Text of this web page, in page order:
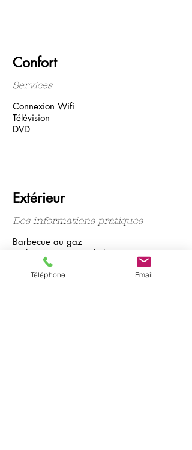
Confort
Services
Connexion Wifi
Télévision
DVD
Extérieur
Des informations pratiques
Barbecue au gaz
Parking privé, Portail électrique
Piscine au sel (7mx3.5m) avec alarme
Orientation : vue jardin
Téléphone Email